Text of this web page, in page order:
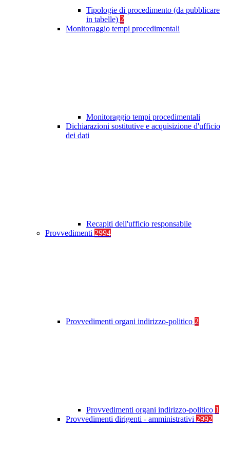
Tipologie di procedimento (da pubblicare
in tabelle) 2
Monitoraggio tempi procedimentali
Monitoraggio tempi procedimentali
Dichiarazioni sostitutive e acquisizione d'ufficio
dei dati
Recapiti dell'ufficio responsabile
Provvedimenti 2994
Provvedimenti organi indirizzo-politico 2
Provvedimenti organi indirizzo-politico 1
Provvedimenti dirigenti - amministrativi 2992